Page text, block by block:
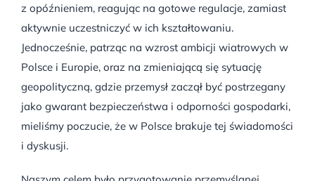
z opóźnieniem, reagując na gotowe regulacje, zamiast
aktywnie uczestniczyć w ich kształtowaniu.
Jednocześnie, patrząc na wzrost ambicji wiatrowych w
Polsce i Europie, oraz na zmieniającą się sytuację
geopolityczną, gdzie przemysł zaczął być postrzegany
jako gwarant bezpieczeństwa i odporności gospodarki,
mieliśmy poczucie, że w Polsce brakuje tej świadomości
i dyskusji.